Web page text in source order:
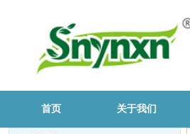
首页 关于我们